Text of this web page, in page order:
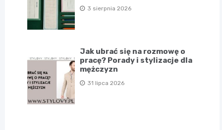
3 sierpnia 2026
Jak ubrać się na rozmowę o
pracę? Porady i stylizacje dla
mężczyzn
31 lipca 2026